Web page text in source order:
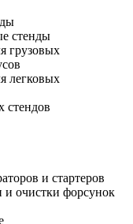
стенды
грузовых
легковых
стендов
и стартеров
и очистки форсунок